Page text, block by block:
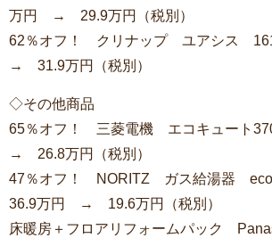
万円 → 29.9万円（税別）
62％オフ！ クリナップ ユアシス
→ 31.9万円（税別）
◇その他商品
65％オフ！ 三菱電機 エコキュート
→ 26.8万円（税別）
47％オフ！ NORITZ ガス給湯器
36.9万円 → 19.6万円（税別）
床暖房＋フロアリフォームパック